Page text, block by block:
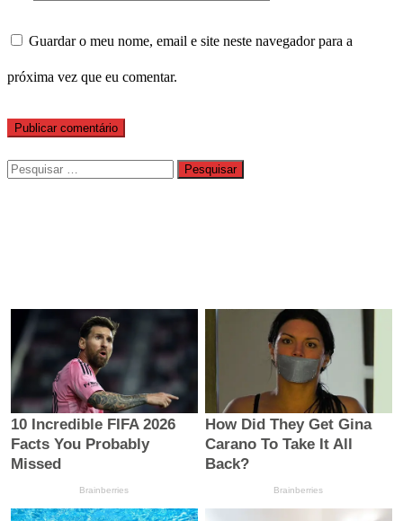
Guardar o meu nome, email e site neste navegador para a
próxima vez que eu comentar.
Pesquisar
por: